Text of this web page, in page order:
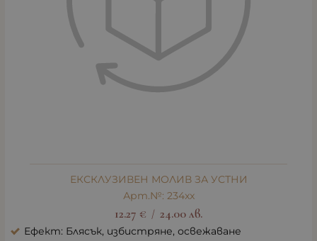
ЕКСКЛУЗИВЕН МОЛИВ ЗА УСТНИ
Арт.№: 234xx
12.27 € / 24.00лв.
Ефект: Блясък, избистряне, освежаване